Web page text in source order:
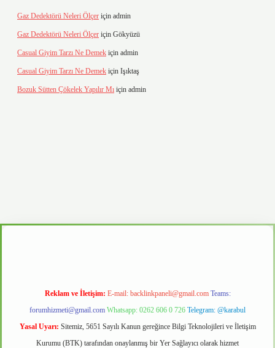
Gaz Dedektörü Neleri Ölçer için admin
Gaz Dedektörü Neleri Ölçer için Gökyüzü
Casual Giyim Tarzı Ne Demek için admin
Casual Giyim Tarzı Ne Demek için Işıktaş
Bozuk Sütten Çökelek Yapılır Mı için admin
Reklam ve İletişim: E-mail: backlinkpaneli@gmail.com Teams:
forumhizmeti@gmail.com Whatsapp: 0262 606 0 726 Telegram: @karabul
Yasal Uyarı: Sitemiz, 5651 Sayılı Kanun gereğince Bilgi Teknolojileri ve İletişim
Kurumu (BTK) tarafından onaylanmış bir Yer Sağlayıcı olarak hizmet